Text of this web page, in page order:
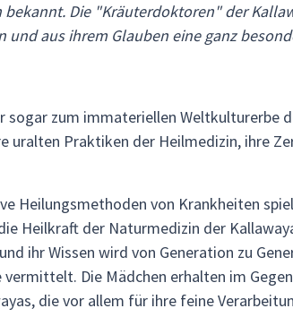
Die "Kräuterdoktoren" der
und aus ihrem Glauben eine ganz
zum immateriellen Weltkulturerbe
uralten Praktiken der Heilmedizin, ihre
Heilungsmethoden von Krankheiten
Heilkraft der Naturmedizin der
ihr Wissen wird von Generation zu
Die Mädchen erhalten im
die vor allem für ihre feine